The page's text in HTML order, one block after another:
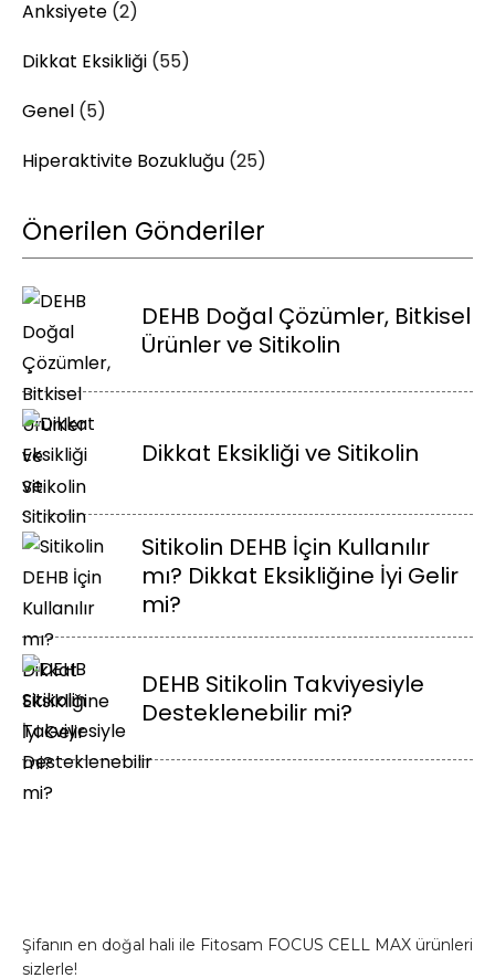
Anksiyete (2)
Dikkat Eksikliği (55)
Genel (5)
Hiperaktivite Bozukluğu (25)
Önerilen Gönderiler
DEHB Doğal Çözümler, Bitkisel
Ürünler ve Sitikolin
Dikkat Eksikliği ve Sitikolin
Sitikolin DEHB İçin Kullanılır
mı? Dikkat Eksikliğine İyi Gelir
mi?
DEHB Sitikolin Takviyesiyle
Desteklenebilir mi?
Şifanın en doğal hali ile Fitosam FOCUS CELL MAX ürünleri
sizlerle!